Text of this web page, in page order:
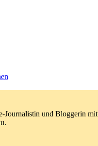
Journalistin und Bloggerin